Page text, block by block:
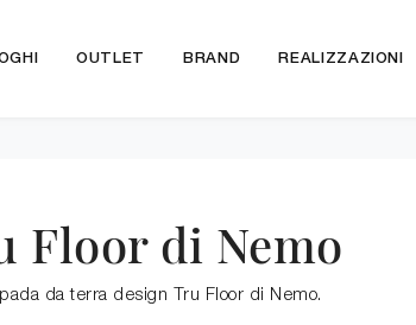
OUTLET BRAND REALIZZAZIONI
Floor di Nemo
da terra design Tru Floor di Nemo.